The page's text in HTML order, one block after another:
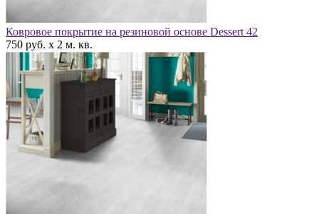
Ковровое покрытие на резиновой основе Dessert 42
750 руб. x 2 м. кв.